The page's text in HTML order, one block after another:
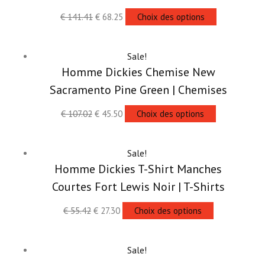
€141.41 €68.25 Choix des options
Sale!
Homme Dickies Chemise New
Sacramento Pine Green | Chemises
€107.02 €45.50 Choix des options
Sale!
Homme Dickies T-Shirt Manches
Courtes Fort Lewis Noir | T-Shirts
€55.42 €27.30 Choix des options
Sale!